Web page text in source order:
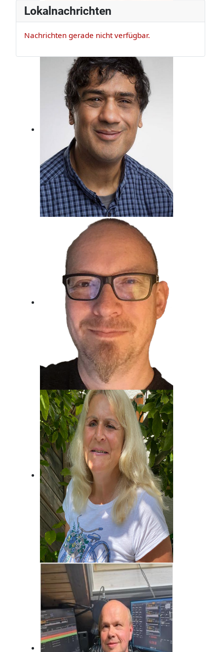
Er ist Musikexperte und Bassist, der
darf das!
Kindertraum erfüllt, Beim Radio
gelandet.
Jost Alpe
Unser Mann für die Charts!
Brigitte Habeck
Immer da, wo was los ist! Fränkisch
frech!
Lokalnachrichten
Nachrichten gerade nicht verfügbar.